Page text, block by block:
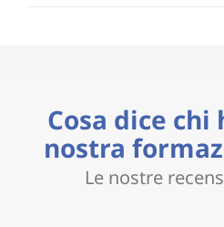
Cosa dice chi
nostra
Le nostre